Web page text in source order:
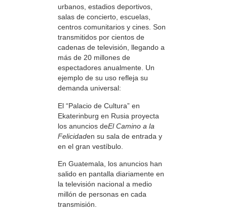
urbanos, estadios deportivos,
salas de concierto, escuelas,
centros comunitarios y cines. Son
transmitidos por cientos de
cadenas de televisión, llegando a
más de 20 millones de
espectadores anualmente. Un
ejemplo de su uso refleja su
demanda universal:
El “Palacio de Cultura” en
Ekaterinburg en Rusia proyecta
los anuncios deEl Camino a la
Felicidaden su sala de entrada y
en el gran vestíbulo.
En Guatemala, los anuncios han
salido en pantalla diariamente en
la televisión nacional a medio
millón de personas en cada
transmisión.